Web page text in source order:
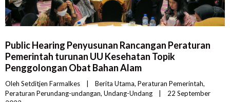
Public Hearing Penyusunan Rancangan Peraturan
Pemerintah turunan UU Kesehatan Topik
Penggolongan Obat Bahan Alam
Oleh Setditjen Farmalkes Berita Utama, Peraturan Pemerintah
Peraturan Perundang-undangan, Undang-Undang
22 September